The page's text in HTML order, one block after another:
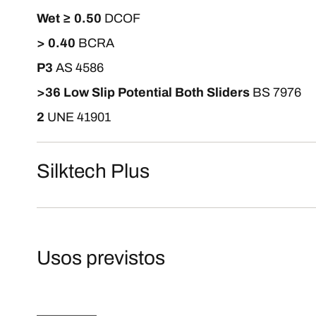
Wet ≥ 0.50 DCOF
> 0.40 BCRA
P3 AS 4586
>36 Low Slip Potential Both Sliders BS 7976
2 UNE 41901
Silktech Plus
Usos previstos